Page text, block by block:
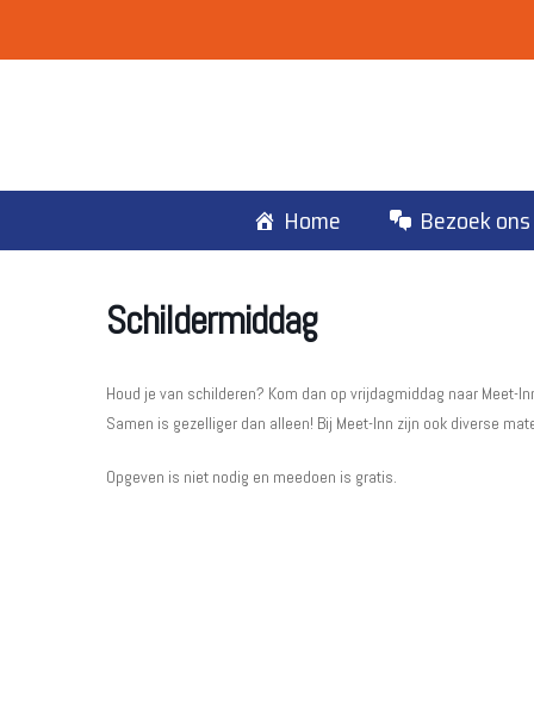
naar
Home Bezoek ons
Schildermiddag
Houd je van schilderen? Kom dan op vrijdagmiddag naar
Samen is gezelliger dan alleen! Bij Meet-Inn zijn ook diverse
Opgeven is niet nodig en meedoen is gratis.